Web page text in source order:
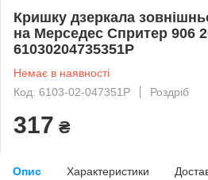
Кришку дзеркала
на Мерседес Спритер 906
61030204735351P
Немає в наявності
Код: 6103-02-047351P
Роздріб
317 ₴
Опис Характеристики